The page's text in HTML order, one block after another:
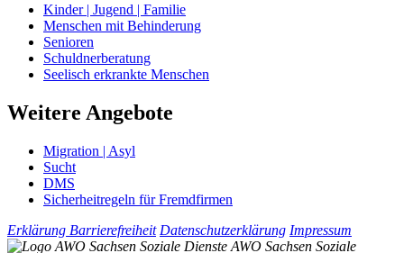
Kinder | Jugend | Familie
Menschen mit Behinderung
Senioren
Schuldnerberatung
Seelisch erkrankte Menschen
Weitere Angebote
Migration | Asyl
Sucht
DMS
Sicherheitregeln für Fremdfirmen
Erklärung Barrierefreiheit Datenschutzerklärung Impressum
AWO Sachsen Soziale